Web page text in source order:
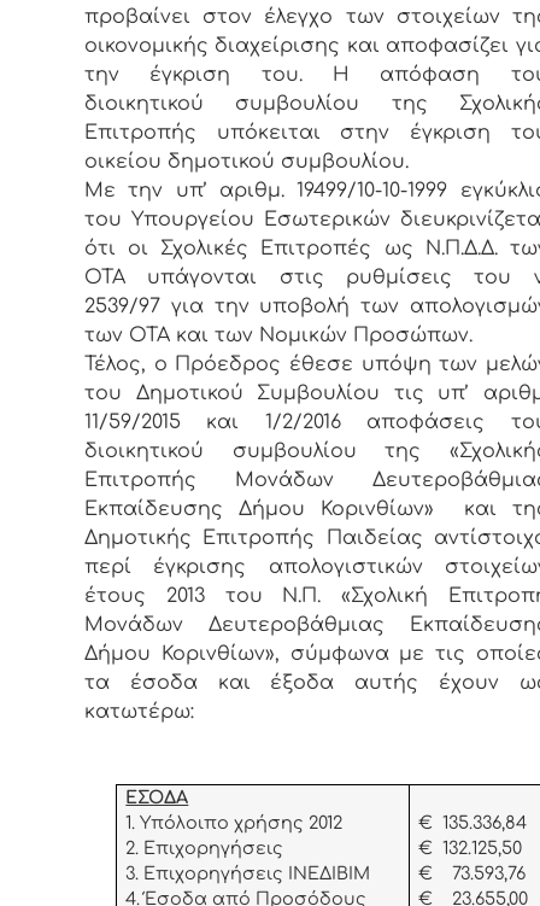
προβαίνει στον έλεγχο των στοιχείων
οικονομικής διαχείρισης και αποφασίζει
την έγκριση του. Η απόφαση
διοικητικού συμβουλίου της
Επιτροπής υπόκειται στην έγκριση
οικείου δημοτικού συμβουλίου.
Με την υπ’ αριθμ. 19499/10-10-1999
του Υπουργείου Εσωτερικών
ότι οι Σχολικές Επιτροπές ως Ν.Π.Δ.Δ.
ΟΤΑ υπάγονται στις ρυθμίσεις του
2539/97 για την υποβολή των
των ΟΤΑ και των Νομικών Προσώπων.
Τέλος, ο Πρόεδρος έθεσε υπόψη των
του Δημοτικού Συμβουλίου τις υπ’
11/59/2015 και 1/2/2016 αποφάσεις
διοικητικού συμβουλίου της
Επιτροπής Μονάδων
Εκπαίδευσης Δήμου Κορινθίων» και
Δημοτικής Επιτροπής Παιδείας
περί έγκρισης απολογιστικών
έτους 2013 του Ν.Π. «Σχολική
Μονάδων Δευτεροβάθμιας
Δήμου Κορινθίων», σύμφωνα με τις
τα έσοδα και έξοδα αυτής έχουν
κατωτέρω:
ΕΣΟΔΑ
1. Υπόλοιπο χρήσης 2012
2. Επιχορηγήσεις
3. Επιχορηγήσεις ΙΝΕΔΙΒΙΜ
4. Έσοδα από Προσόδους
€ 135.336,84
€ 132.125,50
€ 73.593,76
€ 23.655,00